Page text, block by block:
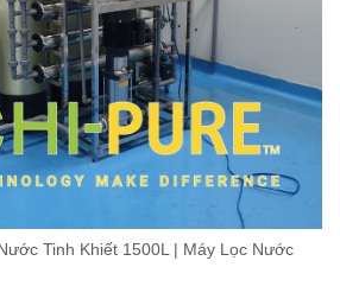
Tinh Khiết 1500L | Máy Lọc Nước